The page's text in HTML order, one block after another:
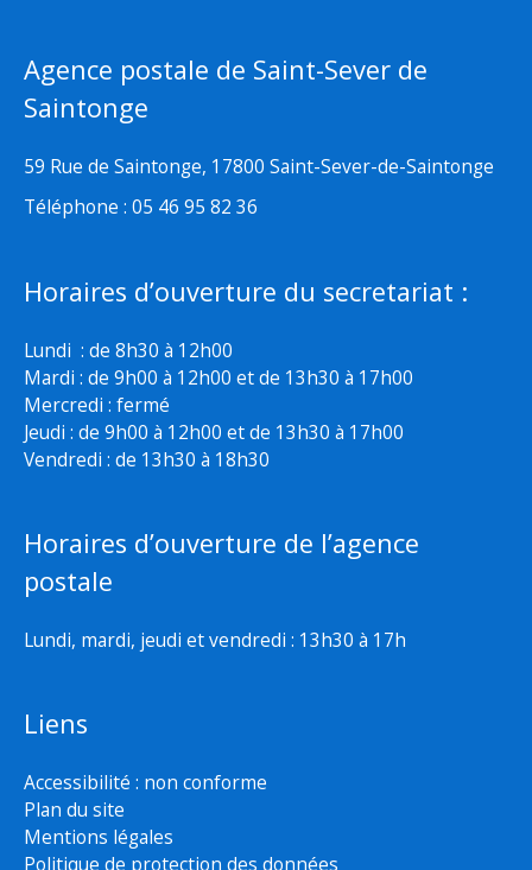
Agence postale de Saint-Sever de
Saintonge
59 Rue de Saintonge, 17800 Saint-Sever-de-Saintonge
Téléphone : 05 46 95 82 36
Horaires d’ouverture du secretariat :
Lundi : de 8h30 à 12h00
Mardi : de 9h00 à 12h00 et de 13h30 à 17h00
Mercredi : fermé
Jeudi : de 9h00 à 12h00 et de 13h30 à 17h00
Vendredi : de 13h30 à 18h30
Horaires d’ouverture de l’agence
postale
Lundi, mardi, jeudi et vendredi : 13h30 à 17h
Liens
Accessibilité : non conforme
Plan du site
Mentions légales
Politique de protection des données